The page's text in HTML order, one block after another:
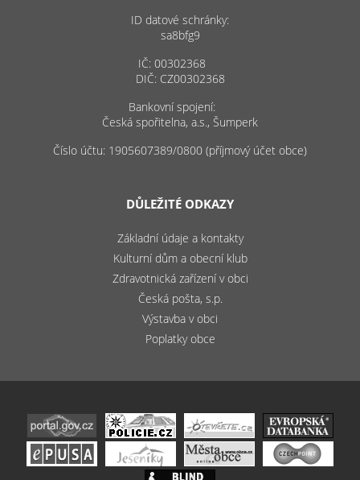
ID datové schránky:
sa8bfg9
IČ: 00302368
DIČ: CZ00302368
Bankovní spojení:
Česká spořitelna, a.s., Šumperk
Číslo účtu: 1905607389/0800 (příjmový účet obce)
DŮLEŽITÉ ODKAZY
Základní údaje a kontakty
Kulturní dům a obecní klub
Zdravotnická zařízení v obci
Česká pošta, s.p.
Výstavba v obci
Poplatky obce